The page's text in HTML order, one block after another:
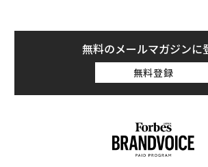
無料のメールマガジンに
無料登録